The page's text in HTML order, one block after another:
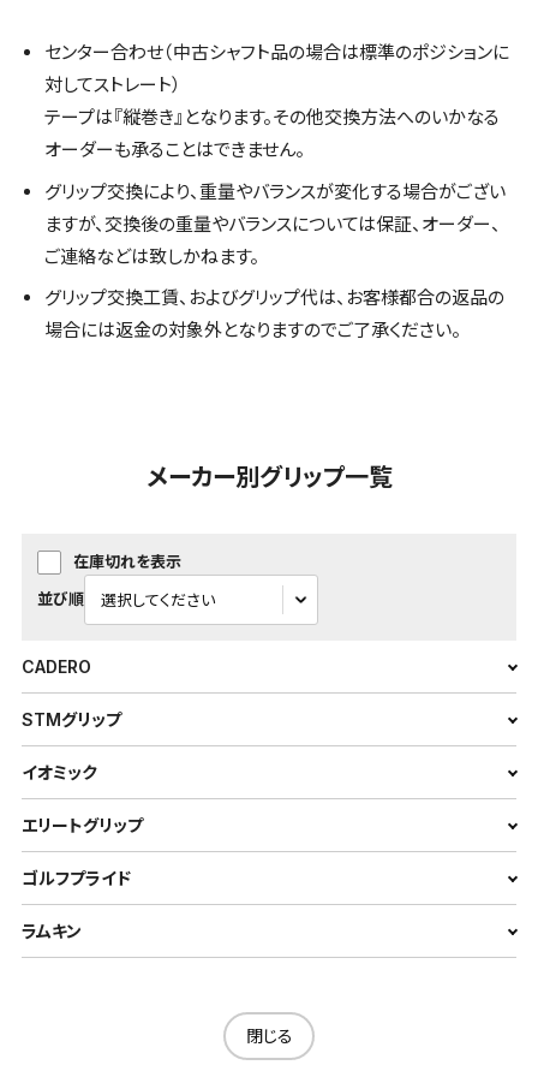
センター合わせ（中古シャフト品の場合は標準のポジションに
対してストレート）
テープは『縦巻き』となります。その他交換方法へのいかなる
オーダーも承ることはできません。
グリップ交換により、重量やバランスが変化する場合がござい
ますが、交換後の重量やバランスについては保証、オーダー、
ご連絡などは致しかねます。
グリップ交換工賃、およびグリップ代は、お客様都合の返品の
場合には返金の対象外となりますのでご了承ください。
メーカー別グリップ一覧
在庫切れを表示
並び順
CADERO
STMグリップ
イオミック
エリートグリップ
ゴルフプライド
ラムキン
閉じる